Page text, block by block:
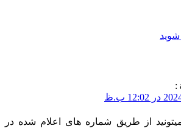
شوید
:
از طریق شماره های اعلام شده در